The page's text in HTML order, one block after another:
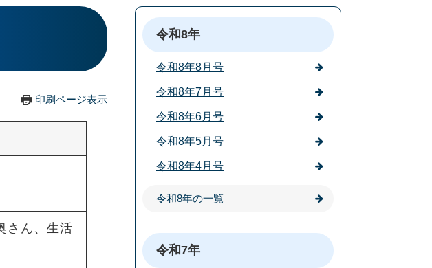
印刷ページ表示
ん、生活
令和8年
令和8年8月号
令和8年7月号
令和8年6月号
令和8年5月号
令和8年4月号
令和8年の一覧
令和7年